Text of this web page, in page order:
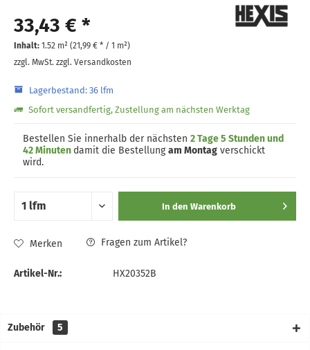
33,43 € *
Inhalt: 1.52 m² (21,99 € * / 1 m²)
zzgl. MwSt. zzgl. Versandkosten
Lagerbestand: 36 lfm
Sofort versandfertig, Zustellung am nächsten Werktag
Bestellen Sie innerhalb der nächsten 2 Tage 5 Stunden und
42 Minuten damit die Bestellungam Montag verschickt
wird.
In den Warenkorb
Merken Fragen zum Artikel?
Artikel-Nr.: HX20352B
Zubehör 5